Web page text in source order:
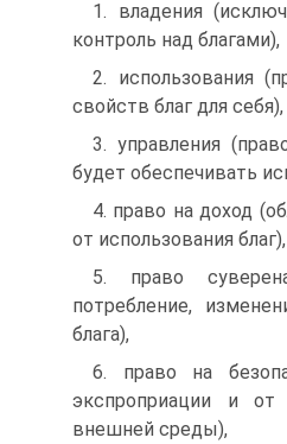
1. владения
контроль над благами),
2. использования
свойств благ для себя),
3. управления
будет обеспечивать
4. право на доход
от использования благ),
5. право
потребление,
блага),
6. право на
экспроприации и
внешней среды),